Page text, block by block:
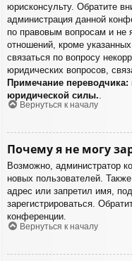
юрисконсульту. Обратите
администрация данной
по правовым вопросам и не
отношений, кроме
связаться по вопросу
юридических вопросов,
Примечание
юридической силы.
Вернуться к началу
Почему я не могу
Возможно, администратор
новых пользователей.
адрес или запретил имя,
зарегистрироваться.
конференции.
Вернуться к началу